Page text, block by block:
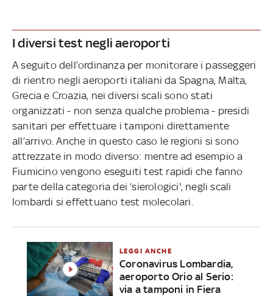
I diversi test negli aeroporti
A seguito dell’ordinanza per monitorare i passeggeri
di rientro negli aeroporti italiani da Spagna, Malta,
Grecia e Croazia, nei diversi scali sono stati
organizzati - non senza qualche problema - presidi
sanitari per effettuare i tamponi direttamente
all’arrivo. Anche in questo caso le regioni si sono
attrezzate in modo diverso: mentre ad esempio a
Fiumicino vengono eseguiti test rapidi che fanno
parte della categoria dei ‘sierologici', negli scali
lombardi si effettuano test molecolari.
LEGGI ANCHE
Coronavirus Lombardia,
aeroporto Orio al Serio:
via a tamponi in Fiera